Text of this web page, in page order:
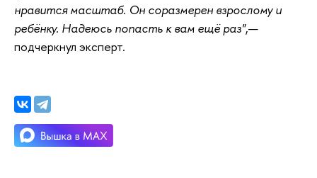
нравится масштаб. Он соразмерен взрослому и
ребёнку. Надеюсь попасть к вам ещё раз",—
подчеркнул эксперт.